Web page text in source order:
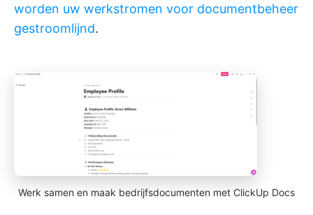
worden uw werkstromen voor documentbeheer
gestroomlijnd.
Werk samen en maak bedrijfsdocumenten met ClickUp Docs